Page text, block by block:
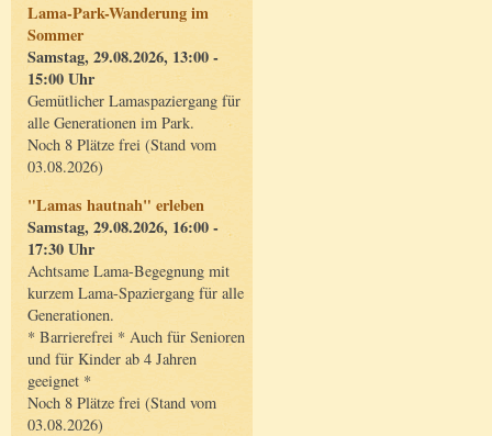
Lama-Park-Wanderung im
Sommer
Samstag, 29.08.2026, 13:00 -
15:00 Uhr
Gemütlicher Lamaspaziergang für
alle Generationen im Park.
Noch 8 Plätze frei (Stand vom
03.08.2026)
"Lamas hautnah" erleben
Samstag, 29.08.2026, 16:00 -
17:30 Uhr
Achtsame Lama-Begegnung mit
kurzem Lama-Spaziergang für alle
Generationen.
* Barrierefrei * Auch für Senioren
und für Kinder ab 4 Jahren
geeignet *
Noch 8 Plätze frei (Stand vom
03.08.2026)